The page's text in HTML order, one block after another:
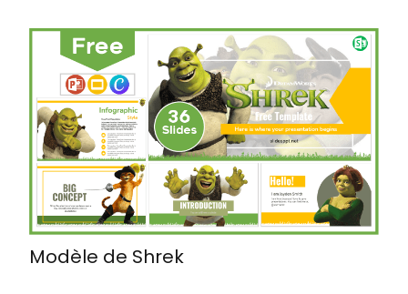
Modèle de Shrek